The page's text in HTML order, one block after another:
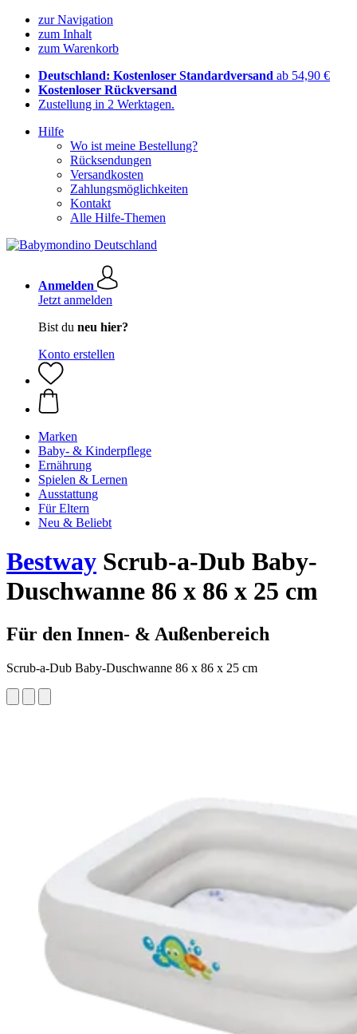
zur Navigation
zum Inhalt
zum Warenkorb
Deutschland: Kostenloser Standardversand ab 54,90 €
Kostenloser Rückversand
Zustellung in 2 Werktagen.
Hilfe
Wo ist meine Bestellung?
Rücksendungen
Versandkosten
Zahlungsmöglichkeiten
Kontakt
Alle Hilfe-Themen
Anmelden
Jetzt anmelden
Bist du neu hier?
Konto erstellen
Marken
Baby- & Kinderpflege
Ernährung
Spielen & Lernen
Ausstattung
Für Eltern
Neu & Beliebt
Bestway Scrub-a-Dub Baby-
Duschwanne 86 x 86 x 25 cm
Für den Innen- & Außenbereich
Scrub-a-Dub Baby-Duschwanne 86 x 86 x 25 cm